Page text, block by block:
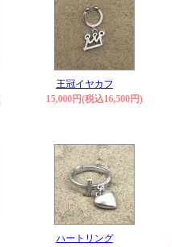
王冠イヤカフ
15,000円(税込16,500円)
ハートリング